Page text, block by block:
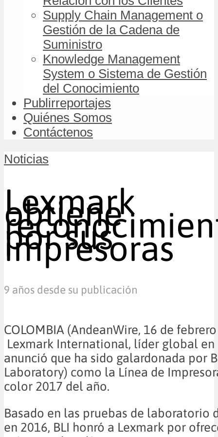
Supply Chain Management o
Gestión de la Cadena de
Suministro
Knowledge Management
System o Sistema de Gestión
del Conocimiento
Publirreportajes
Quiénes Somos
Contáctenos
Noticias
Lexmark
obtiene
por sus
impresoras
9 años desde su publicación
COLOMBIA (AndeanWire, 16 de
Lexmark International, líder global en
anunció que ha sido galardonada por
Laboratory) como la Línea de
color 2017 del año.
Basado en las pruebas de laboratorio
en 2016, BLI honró a Lexmark por